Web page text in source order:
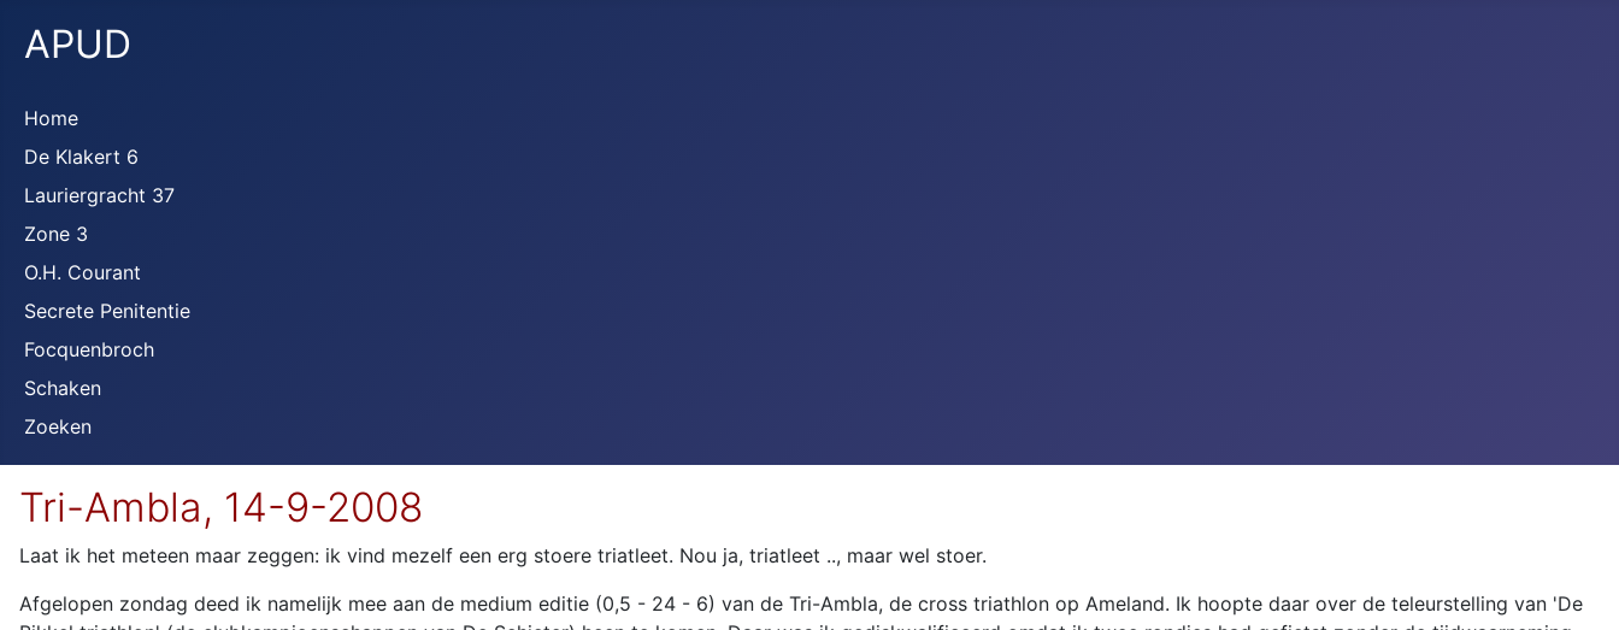
APUD
Home
De Klakert 6
Lauriergracht 37
Zone 3
O.H. Courant
Secrete Penitentie
Focquenbroch
Schaken
Zoeken
Tri-Ambla, 14-9-2008
Laat ik het meteen maar zeggen: ik vind mezelf een erg stoere triatleet. Nou ja, triatleet .., maar wel stoer.
Afgelopen zondag deed ik namelijk mee aan de medium editie (0,5 - 24 - 6) van de Tri-Ambla, de cross triathlon op Ameland. Ik hoopte daar over de teleurstelling van 'De